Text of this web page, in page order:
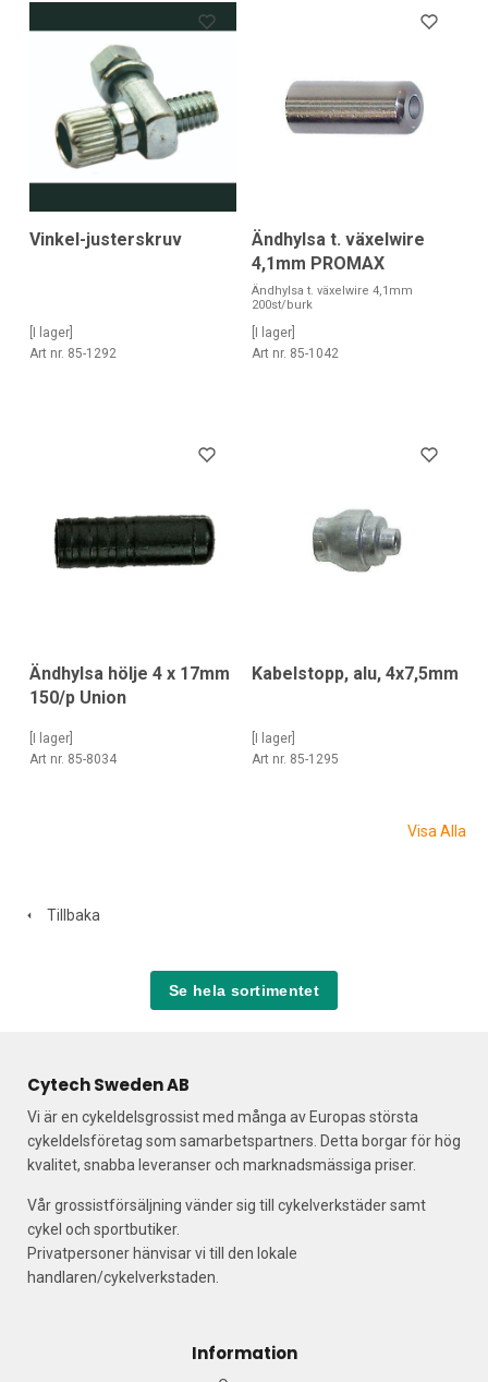
Vinkel-justerskruv
[I lager]
Art nr. 85-1292
Ändhylsa t. växelwire
4,1mm PROMAX
Ändhylsa t. växelwire 4,1mm
200st/burk
[I lager]
Art nr. 85-1042
Ändhylsa hölje 4 x 17mm
150/p Union
[I lager]
Art nr. 85-8034
Kabelstopp, alu, 4x7,5mm
[I lager]
Art nr. 85-1295
Visa Alla
Tillbaka
Se hela sortimentet
Cytech Sweden AB
Vi är en cykeldelsgrossist med många av Europas största
cykeldelsföretag som samarbetspartners. Detta borgar för hög
kvalitet, snabba leveranser och marknadsmässiga priser.
Vår grossistförsäljning vänder sig till cykelverkstäder samt
cykel och sportbutiker.
Privatpersoner hänvisar vi till den lokale
handlaren/cykelverkstaden.
Information